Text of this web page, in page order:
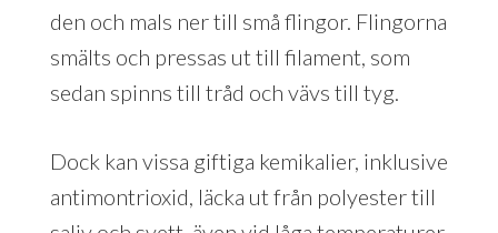
den och mals ner till små flingor. Flingorna
smälts och pressas ut till filament, som
sedan spinns till tråd och vävs till tyg.
Dock kan vissa giftiga kemikalier, inklusive
antimontrioxid, läcka ut från polyester till